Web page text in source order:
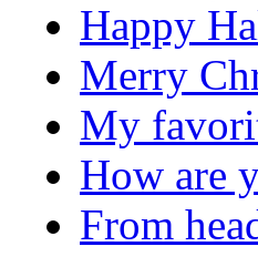
Happy
Merry
My
How are
From